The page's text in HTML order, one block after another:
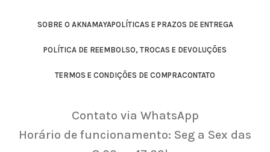
SOBRE O AKNAMAYAPOLÍTICAS E PRAZOS DE ENTREGA
POLÍTICA DE REEMBOLSO, TROCAS E DEVOLUÇÕES
TERMOS E CONDIÇÕES DE COMPRACONTATO
Contato via WhatsApp
Horário de funcionamento: Seg a Sex das